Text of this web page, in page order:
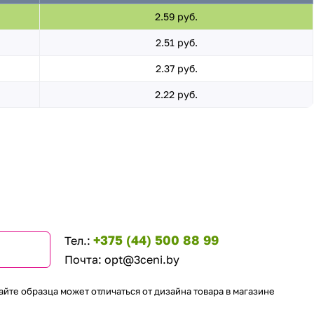
2.59 руб.
2.51 руб.
2.37 руб.
2.22 руб.
Тел.: +375 (44) 500 88 99
Почта: opt@3ceni.by
образца может отличаться от дизайна товара в магазине